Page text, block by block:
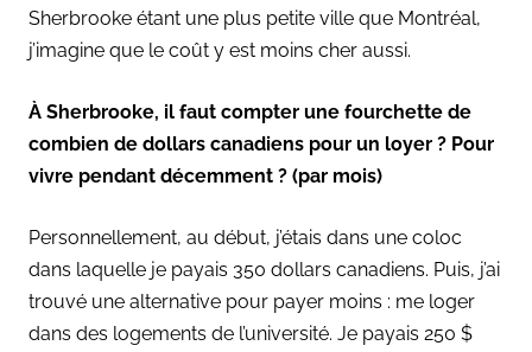
Sherbrooke étant une plus petite ville que Montréal,
j’imagine que le coût y est moins cher aussi.
À Sherbrooke, il faut compter une fourchette de
combien de dollars canadiens pour un loyer ? Pour
vivre pendant décemment ? (par mois)
Personnellement, au début, j’étais dans une coloc
dans laquelle je payais 350 dollars canadiens. Puis, j’ai
trouvé une alternative pour payer moins : me loger
dans des logements de l’université. Je payais 250 $